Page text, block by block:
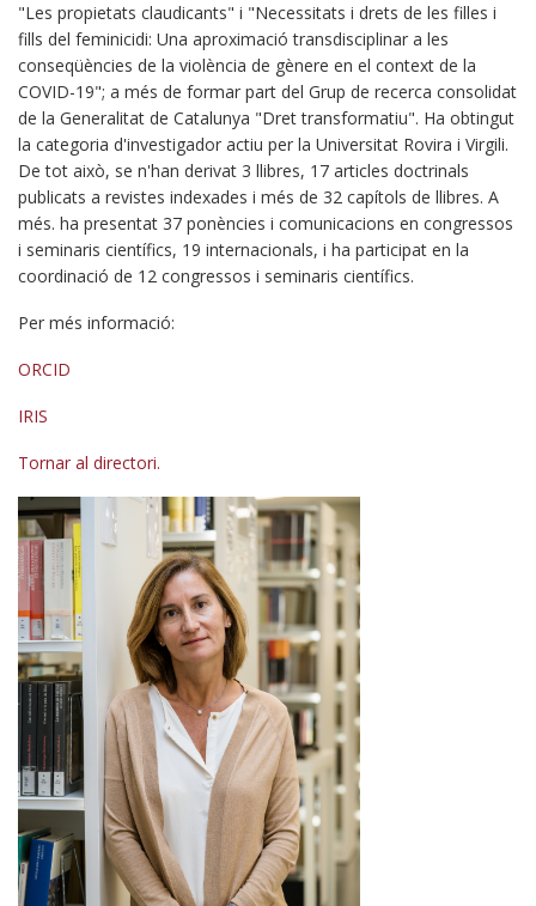
"Les propietats claudicants" i "Necessitats i drets de les filles i
fills del feminicidi: Una aproximació transdisciplinar a les
conseqüències de la violència de gènere en el context de la
COVID-19"; a més de formar part del Grup de recerca consolidat
de la Generalitat de Catalunya "Dret transformatiu". Ha obtingut
la categoria d'investigador actiu per la Universitat Rovira i Virgili.
De tot això, se n'han derivat 3 llibres, 17 articles doctrinals
publicats a revistes indexades i més de 32 capítols de llibres. A
més. ha presentat 37 ponències i comunicacions en congressos
i seminaris científics, 19 internacionals, i ha participat en la
coordinació de 12 congressos i seminaris científics.
Per més informació:
ORCID
IRIS
Tornar al directori.